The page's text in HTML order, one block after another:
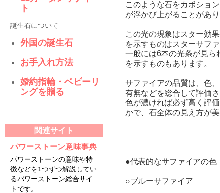
ト
誕生石について
外国の誕生石
お手入れ方法
婚約指輪・ベビーリ
ングを贈る
関連サイト
パワーストーン意味事典
パワーストーンの意味や特
徴などを1つずつ解説してい
るパワーストーン総合サイ
トです。
このような石をカボショ
が浮かび上がることがあ
この光の現象はスター効
を示すものはスターサフ
一般には6本の光条が見ら
を示すものもあります。
サファイアの品質は、色
有無などを総合して評価
色が濃ければ必ず高く評
かで、石全体の見え方が
●代表的なサファイアの色
○ブルーサファイア